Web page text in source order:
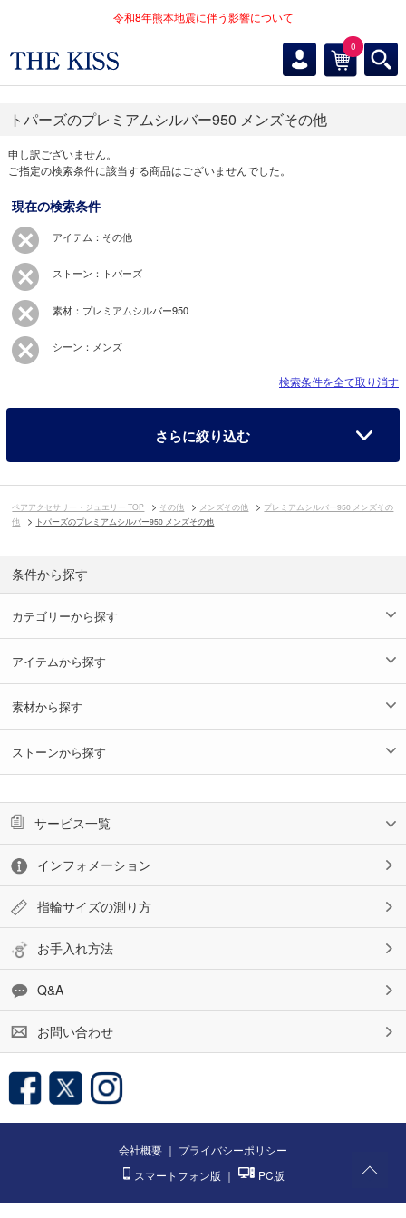
令和8年熊本地震に伴う影響について
0
トパーズのプレミアムシルバー950 メンズその他
申し訳ございません。
ご指定の検索条件に該当する商品はございませんでした。
現在の検索条件
アイテム：その他
ストーン：トパーズ
素材：プレミアムシルバー950
シーン：メンズ
検索条件を全て取り消す
さらに絞り込む
ペアアクセサリー・ジュエリー TOP その他 メンズその他
プレミアムシルバー950 メンズその
他
トパーズのプレミアムシルバー950 メンズその他
条件から探す
カテゴリーから探す
アイテムから探す
素材から探す
ストーンから探す
サービス一覧
インフォメーション
指輪サイズの測り方
お手入れ方法
Q&A
お問い合わせ
会社概要 ｜ プライバシーポリシー
スマートフォン版 ｜ PC版